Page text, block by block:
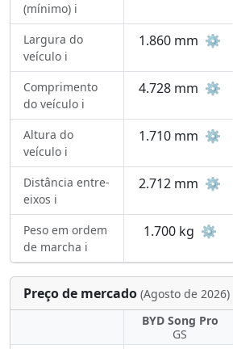
(mínimo) ℹ️
Largura do
veículo ℹ️
1.860 mm ⚙️
Comprimento
do veículo ℹ️
4.728 mm ⚙️
Altura do
veículo ℹ️
1.710 mm ⚙️
Distância entre-
eixos ℹ️
2.712 mm ⚙️
Peso em ordem
de marcha ℹ️
1.700 kg ⚙️
Preço de mercado (Agosto de 2026)
BYD Song Pro
GS